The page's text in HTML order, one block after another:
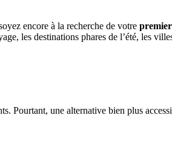
encore à la recherche de votre
les destinations phares de l’été, les
Pourtant, une alternative bien plus